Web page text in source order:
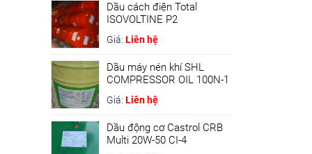
Dầu cách điện Total
ISOVOLTINE P2
Giá: Liên hệ
Dầu máy nén khí SHL
COMPRESSOR OIL 100N-1
Giá: Liên hệ
Dầu động cơ Castrol CRB
Multi 20W-50 CI-4